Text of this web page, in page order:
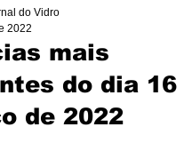
mais
do dia 16
de 2022
do Vidro
2022